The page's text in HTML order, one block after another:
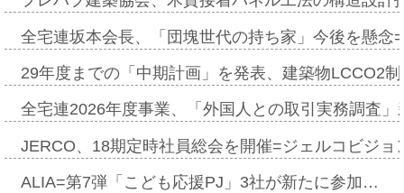
全宅連坂本会長、「団塊世代の持ち家」今後を懸
29年度までの「中期計画」を発表、建築物LCCO2
全宅連2026年度事業、「外国人との取引実務調査
JERCO、18期定時社員総会を開催=ジェルコビジ
ALIA=第7弾「こども応援PJ」3社が新たに参加…